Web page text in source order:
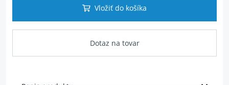
Vložiť do košíka
Dotaz na tovar